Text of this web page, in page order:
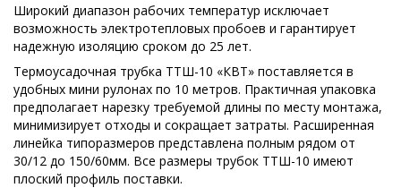
Широкий диапазон рабочих температур исключает
возможность электротепловых пробоев и гарантирует
надежную изоляцию сроком до 25 лет.
Термоусадочная трубка ТТШ-10 «КВТ» поставляется в
удобных мини рулонах по 10 метров. Практичная упаковка
предполагает нарезку требуемой длины по месту монтажа,
минимизирует отходы и сокращает затраты. Расширенная
линейка типоразмеров представлена полным рядом от
30/12 до 150/60мм. Все размеры трубок ТТШ-10 имеют
плоский профиль поставки.